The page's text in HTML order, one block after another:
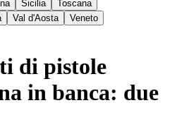
Sicilia
Toscana
Val d'Aosta Veneto
di pistole
in banca: due